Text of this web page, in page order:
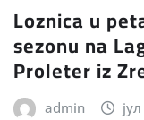
Loznica u
sezonu na
Proleter iz
admin